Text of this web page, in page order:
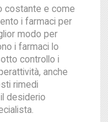
costante e come
i farmaci per
modo per
i farmaci lo
controllo i
anche
rimedi
desiderio